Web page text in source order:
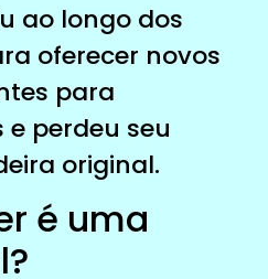
ao longo dos
oferecer novos
para
perdeu seu
original.
é uma